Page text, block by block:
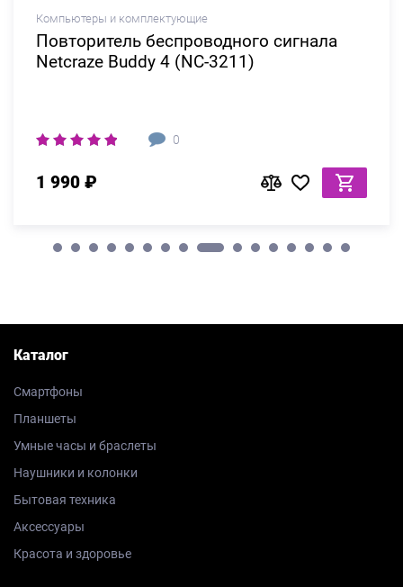
Компьютеры и комплектующие
Повторитель беспроводного сигнала
Netcraze Buddy 4 (NC-3211)
0
1 990 ₽
Каталог
Смартфоны
Планшеты
Умные часы и браслеты
Наушники и колонки
Бытовая техника
Аксессуары
Красота и здоровье